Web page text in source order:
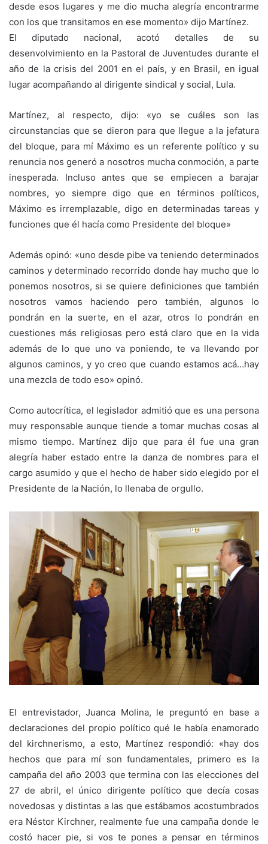
desde esos lugares y me dio mucha alegría encontrarme
con los que transitamos en ese momento» dijo Martínez.
El diputado nacional, acotó detalles de su
desenvolvimiento en la Pastoral de Juventudes durante el
año de la crisis del 2001 en el país, y en Brasil, en igual
lugar acompañando al dirigente sindical y social, Lula.
Martínez, al respecto, dijo: «yo se cuáles son las
circunstancias que se dieron para que llegue a la jefatura
del bloque, para mí Máximo es un referente político y su
renuncia nos generó a nosotros mucha conmoción, a parte
inesperada. Incluso antes que se empiecen a barajar
nombres, yo siempre digo que en términos políticos,
Máximo es irremplazable, digo en determinadas tareas y
funciones que él hacía como Presidente del bloque»
Además opinó: «uno desde pibe va teniendo determinados
caminos y determinado recorrido donde hay mucho que lo
ponemos nosotros, si se quiere definiciones que también
nosotros vamos haciendo pero también, algunos lo
pondrán en la suerte, en el azar, otros lo pondrán en
cuestiones más religiosas pero está claro que en la vida
además de lo que uno va poniendo, te va llevando por
algunos caminos, y yo creo que cuando estamos acá…hay
una mezcla de todo eso» opinó.
Como autocrítica, el legislador admitió que es una persona
muy responsable aunque tiende a tomar muchas cosas al
mismo tiempo. Martínez dijo que para él fue una gran
alegría haber estado entre la danza de nombres para el
cargo asumido y que el hecho de haber sido elegido por el
Presidente de la Nación, lo llenaba de orgullo.
El entrevistador, Juanca Molina, le preguntó en base a
declaraciones del propio político qué le había enamorado
del kirchnerismo, a esto, Martínez respondió: «hay dos
hechos que para mí son fundamentales, primero es la
campaña del año 2003 que termina con las elecciones del
27 de abril, el único dirigente político que decía cosas
novedosas y distintas a las que estábamos acostumbrados
era Néstor Kirchner, realmente fue una campaña donde le
costó hacer pie, si vos te pones a pensar en términos